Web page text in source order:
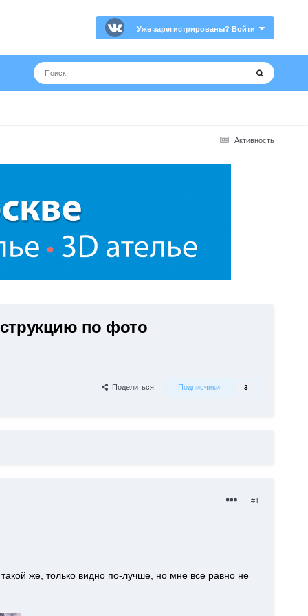
Уже зарегистрированы? Войти
Активность
по фото
Поделиться Подписчики 3
#1
же, только видно по-лучше, но мне все равно не